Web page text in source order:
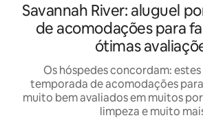
Savannah River: aluguel
de acomodações para
ótimas
Os hóspedes concordam:
temporada de acomodações
muito bem avaliados em muitos
limpeza e muito